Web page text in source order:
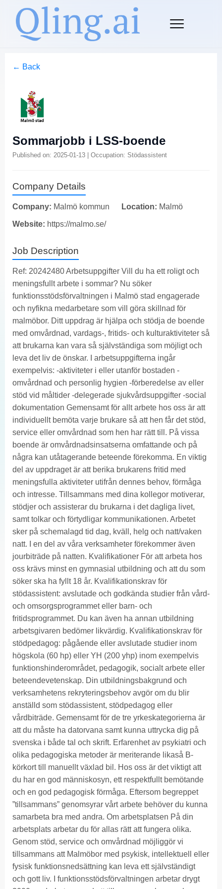
← Back
Sommarjobb i LSS-boende
Published on: 2025-01-13 | Occupation: Stödassistent
Company Details
Company: Malmö kommun Location: Malmö
Website: https://malmo.se/
Job Description
Ref: 20242480 Arbetsuppgifter Vill du ha ett roligt och
meningsfullt arbete i sommar? Nu söker
funktionsstödsförvaltningen i Malmö stad engagerade
och nyfikna medarbetare som vill göra skillnad för
malmöbor. Ditt uppdrag är hjälpa och stödja de boende
med omvårdnad, vardags-, fritids- och kulturaktiviteter så
att brukarna kan vara så självständiga som möjligt och
leva det liv de önskar. I arbetsuppgifterna ingår
exempelvis: -aktiviteter i eller utanför bostaden -
omvårdnad och personlig hygien -förberedelse av eller
stöd vid måltider -delegerade sjukvårdsuppgifter -social
dokumentation Gemensamt för allt arbete hos oss är att
individuellt bemöta varje brukare så att hen får det stöd,
service eller omvårdnad som hen har rätt till. På vissa
boende är omvårdnadsinsatserna omfattande och på
några kan utåtagerande beteende förekomma. En viktig
del av uppdraget är att berika brukarens fritid med
meningsfulla aktiviteter utifrån dennes behov, förmåga
och intresse. Tillsammans med dina kollegor motiverar,
stödjer och assisterar du brukarna i det dagliga livet,
samt tolkar och förtydligar kommunikationen. Arbetet
sker på schemalagd tid dag, kväll, helg och natt/vaken
natt. I en del av våra verksamheter förekommer även
jourbiträde på natten. Kvalifikationer För att arbeta hos
oss krävs minst en gymnasial utbildning och att du som
söker ska ha fyllt 18 år. Kvalifikationskrav för
stödassistent: avslutade och godkända studier från vård-
och omsorgsprogrammet eller barn- och
fritidsprogrammet. Du kan även ha annan utbildning
arbetsgivaren bedömer likvärdig. Kvalifikationskrav för
stödpedagog: pågående eller avslutade studier inom
högskola (60 hp) eller YH (200 yhp) inom exempelvis
funktionshinderområdet, pedagogik, socialt arbete eller
beteendevetenskap. Din utbildningsbakgrund och
verksamhetens rekryteringsbehov avgör om du blir
anställd som stödassistent, stödpedagog eller
vårdbiträde. Gemensamt för de tre yrkeskategorierna är
att du måste ha datorvana samt kunna uttrycka dig på
svenska i både tal och skrift. Erfarenhet av psykiatri och
olika pedagogiska metoder är meriterande likaså B-
körkort till manuellt växlad bil. Hos oss är det viktigt att
du har en god människosyn, ett respektfullt bemötande
och en god pedagogisk förmåga. Eftersom begreppet
”tillsammans” genomsyrar vårt arbete behöver du kunna
samarbeta bra med andra. Om arbetsplatsen På din
arbetsplats arbetar du för allas rätt att fungera olika.
Genom stöd, service och omvårdnad möjliggör vi
tillsammans att Malmöbor med psykisk, intellektuell eller
fysisk funktionsnedsättning kan leva ett självständigt
och gott liv. I funktionsstödsförvaltningen arbetar drygt